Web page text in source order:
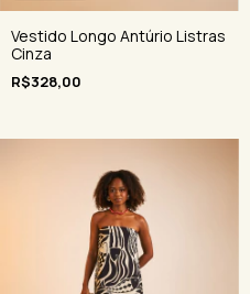
Vestido Longo Antúrio Listras
Cinza
R$328,00